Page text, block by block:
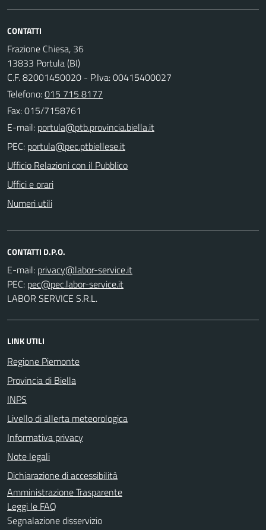
CONTATTI
Frazione Chiesa, 36
13833 Portula (BI)
C.F. 82001450020 - P.Iva: 00415400027
Telefono:015 715 8177
Fax: 015/7158761
E-mail:
PEC:
Ufficio Relazioni con il Pubblico
Uffici e orari
Numeri utili
CONTATTI D.P.O.
E-mail:
PEC:
LABOR SERVICE S.R.L.
LINK UTILI
Regione Piemonte
Provincia di Biella
INPS
Livello di allerta meteorologica
Informativa privacy
Note legali
Dichiarazione di accessibilità
Amministrazione Trasparente
Leggi le FAQ
Segnalazione disservizio